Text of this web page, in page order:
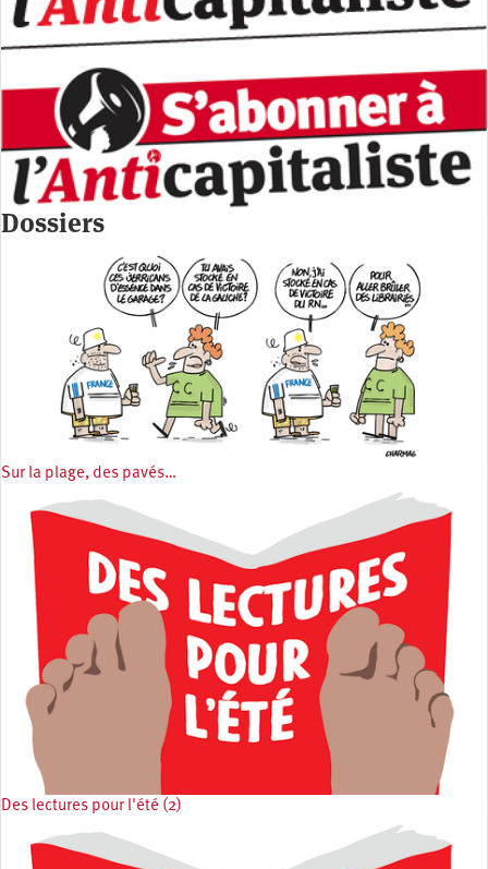
Dossiers
Sur la plage, des pavés…
Des lectures pour l'été (2)